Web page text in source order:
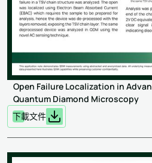
Open Failure Localization in
Quantum Diamond Microscopy
下載文件